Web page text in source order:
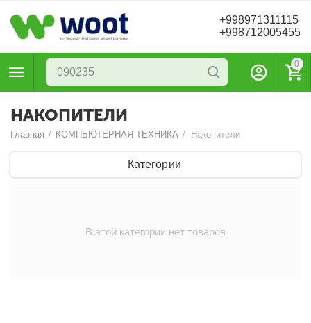
+998971311115
+998712005455
0
НАКОПИТЕЛИ
Главная / КОМПЬЮТЕРНАЯ ТЕХНИКА / Накопители
Категории
В этой категории нет товаров